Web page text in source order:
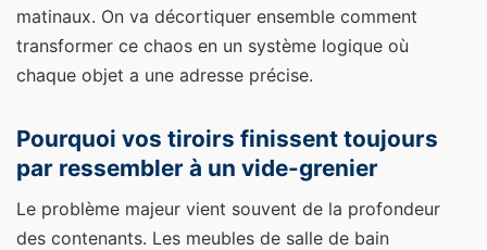
matinaux. On va décortiquer ensemble comment
transformer ce chaos en un système logique où
chaque objet a une adresse précise.
Pourquoi vos tiroirs finissent toujours
par ressembler à un vide-grenier
Le problème majeur vient souvent de la profondeur
des contenants. Les meubles de salle de bain